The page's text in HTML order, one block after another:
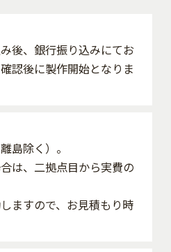
後、銀行振り込みにてお
認後に製作開始となりま
島除く）。
は、二拠点目から実費の
ますので、お見積もり時